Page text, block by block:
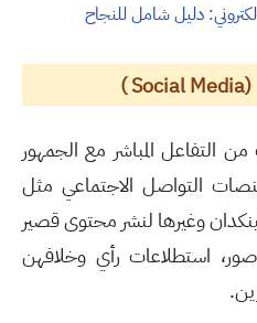
دليل شامل للنجاح
(
Social Media
)
التفاعل المباشر مع الجمهور
التواصل الاجتماعي مثل
وغيرها لنشر محتوى قصير
استطلاعات رأي وخلافهن